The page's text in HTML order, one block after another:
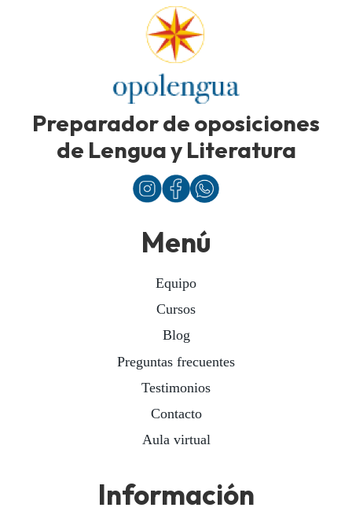
Preparador de oposiciones
de Lengua y Literatura
Menú
Equipo
Cursos
Blog
Preguntas frecuentes
Testimonios
Contacto
Aula virtual
Información